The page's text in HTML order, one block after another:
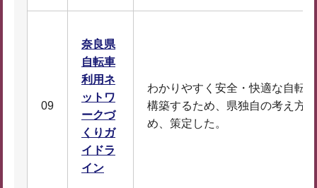
09
奈良県
自転車
利用ネ
ットワ
ークづ
くりガ
イドラ
イン
わかりやすく安全・快適な自転
構築するため、県独自の考え方
め、策定した。